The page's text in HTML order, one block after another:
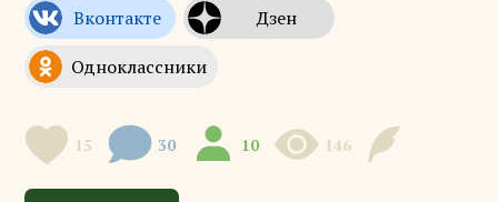
15 30 10 146